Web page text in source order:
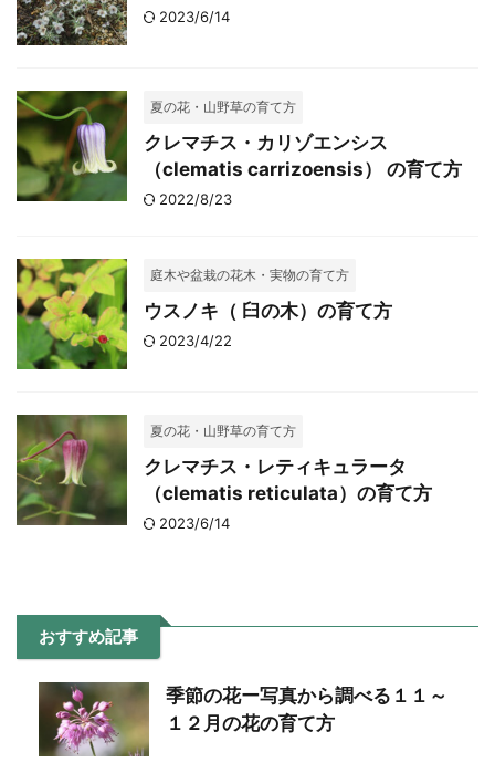
2023/6/14
夏の花・山野草の育て方
クレマチス・カリゾエンシス
（clematis carrizoensis） の育て方
2022/8/23
庭木や盆栽の花木・実物の育て方
ウスノキ（ 臼の木）の育て方
2023/4/22
夏の花・山野草の育て方
クレマチス・レティキュラータ
（clematis reticulata）の育て方
2023/6/14
おすすめ記事
季節の花ー写真から調べる１１～
１２月の花の育て方